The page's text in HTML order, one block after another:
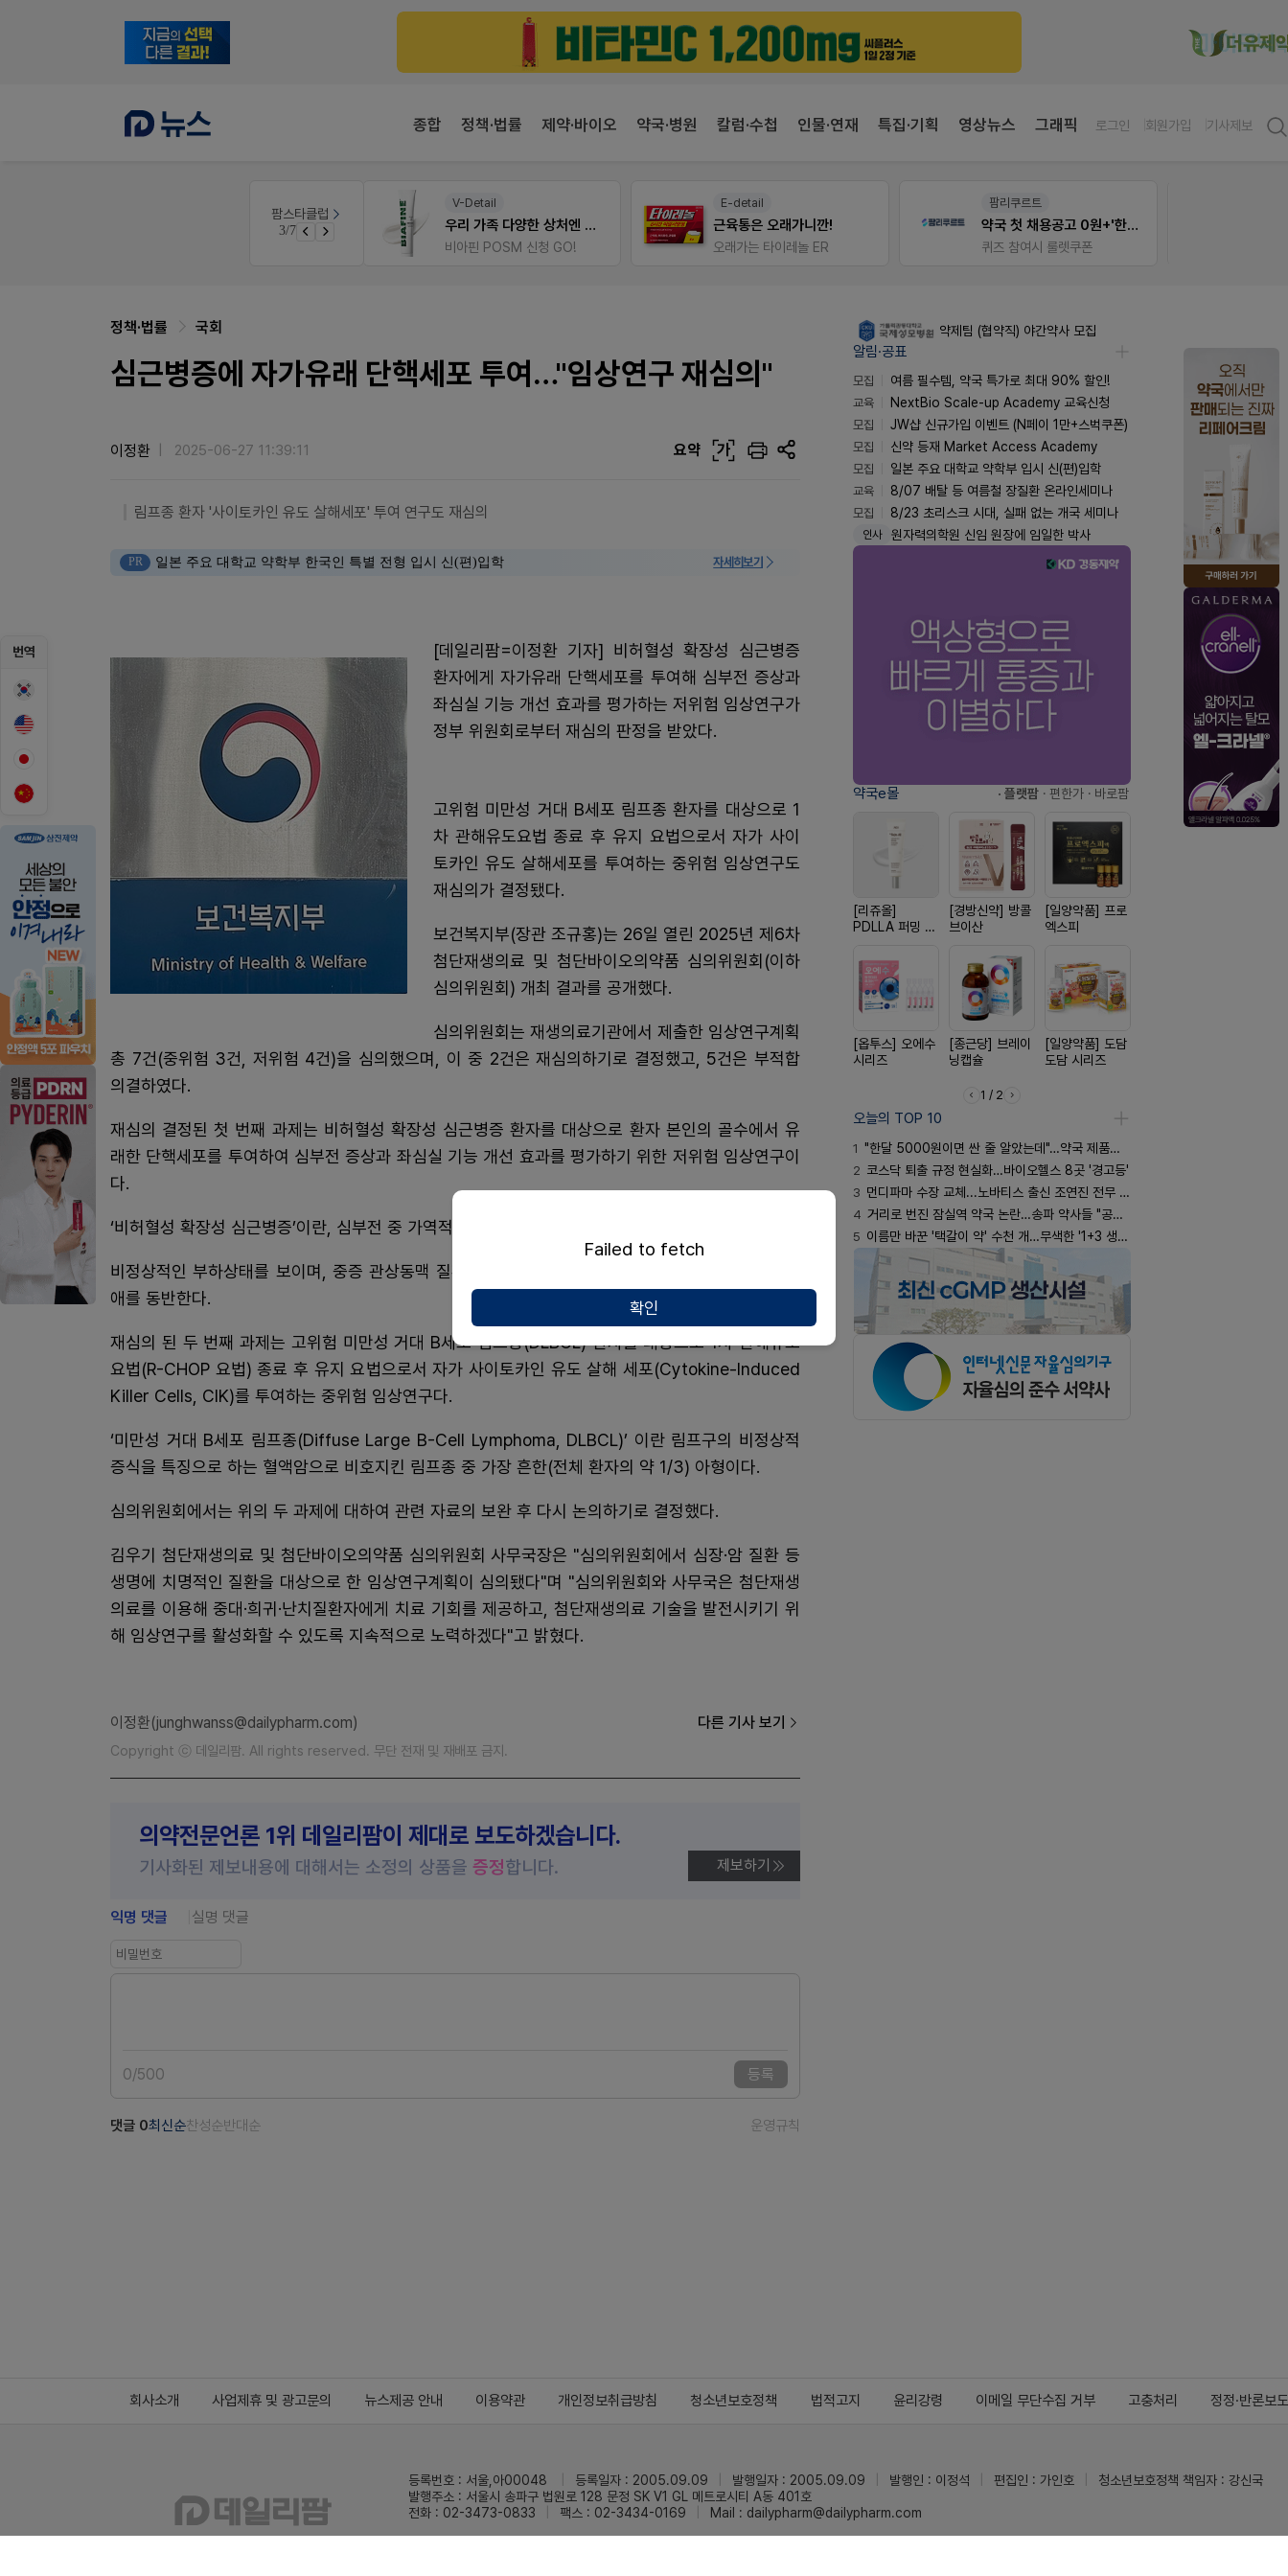
종합 정책·법률 제약·바이오 약국·병원 칼럼·수첩 인물·연재 특집·기획 영상뉴스 그래픽 로그인 회원가입 기사제보
팜스타클럽
3/7
V-Detail
우리 가족 다양한 상처엔 비아핀!
비아핀 POSM 신청 GO!
E-detail
근육통은 오래가니깐!
오래가는 타이레놀 ER
팜리쿠르트
약국 첫 채용공고 0원+'한번 더' 무료 연장
퀴즈 참여시 룰렛쿠폰
번역
정책·법률 국회
심근병증에 자가유래 단핵세포 투여…"임상연구 재심의"
이정환 2025-06-27 11:39:11 요약 가
림프종 환자 '사이토카인 유도 살해세포' 투여 연구도 재심의
PR 일본 주요 대학교 약학부 한국인 특별 전형 입시 신(편)입학 자세히보기
[데일리팜=이정환 기자] 비허혈성 확장성 심근병증
환자에게 자가유래 단핵세포를 투여해 심부전 증상과
좌심실 기능 개선 효과를 평가하는 저위험 임상연구가
정부 위원회로부터 재심의 판정을 받았다.
고위험 미만성 거대 B세포 림프종 환자를 대상으로 1
차 관해유도요법 종료 후 유지 요법으로서 자가 사이
토카인 유도 살해세포를 투여하는 중위험 임상연구도
재심의가 결정됐다.
보건복지부(장관 조규홍)는 26일 열린 2025년 제6차
첨단재생의료 및 첨단바이오의약품 심의위원회(이하
심의위원회) 개최 결과를 공개했다.
심의위원회는 재생의료기관에서 제출한 임상연구계획
총 7건(중위험 3건, 저위험 4건)을 심의했으며, 이 중 2건은 재심의하기로 결정했고, 5건은 부적합
의결하였다.
재심의 결정된 첫 번째 과제는 비허혈성 확장성 심근병증 환자를 대상으로 환자 본인의 골수에서 유
래한 단핵세포를 투여하여 심부전 증상과 좌심실 기능 개선 효과를 평가하기 위한 저위험 임상연구이
다.
‘비허혈성 확장성 심근병증’이란, 심부전 중 가역적이지 않은 형태의 심장 근육 질환이다.
비정상적인 부하상태를 보이며, 중증 관상동맥 질환이 없는 상태에서 좌심실의 확장과 수축 기능 장
애를 동반한다.
재심의 된 두 번째 과제는 고위험 미만성 거대 B세포 림프종(DLBCL) 환자를 대상으로 1차 관해유도
요법(R-CHOP 요법) 종료 후 유지 요법으로서 자가 사이토카인 유도 살해 세포(Cytokine-Induced
Killer Cells, CIK)를 투여하는 중위험 임상연구다.
‘미만성 거대 B세포 림프종(Diffuse Large B-Cell Lymphoma, DLBCL)’ 이란 림프구의 비정상적
증식을 특징으로 하는 혈액암으로 비호지킨 림프종 중 가장 흔한(전체 환자의 약 1/3) 아형이다.
심의위원회에서는 위의 두 과제에 대하여 관련 자료의 보완 후 다시 논의하기로 결정했다.
김우기 첨단재생의료 및 첨단바이오의약품 심의위원회 사무국장은 "심의위원회에서 심장·암 질환 등
생명에 치명적인 질환을 대상으로 한 임상연구계획이 심의됐다"며 "심의위원회와 사무국은 첨단재생
의료를 이용해 중대·희귀·난치질환자에게 치료 기회를 제공하고, 첨단재생의료 기술을 발전시키기 위
해 임상연구를 활성화할 수 있도록 지속적으로 노력하겠다"고 밝혔다.
이정환(junghwanss@dailypharm.com) 다른 기사 보기
Copyright ⓒ 데일리팜. All rights reserved. 무단 전재 및 재배포 금지.
의약전문언론 1위 데일리팜이 제대로 보도하겠습니다.
기사화된 제보내용에 대해서는 소정의 상품을 증정합니다. 제보하기
익명 댓글 실명 댓글
0/500 등록
댓글 0최신순찬성순반대순 운영규칙
약제팀 (협약직) 야간약사 모집
알림·공표
모집
여름 필수템, 약국 특가로 최대 90% 할인!
교육
NextBio Scale-up Academy 교육신청
모집
JW샵 신규가입 이벤트 (N페이 1만+스벅쿠폰)
모집
신약 등재 Market Access Academy
모집
일본 주요 대학교 약학부 입시 신(편)입학
교육
8/07 배탈 등 여름철 장질환 온라인세미나
모집
8/23 초리스크 시대, 실패 없는 개국 세미나
인사 원자력의학원 신임 원장에 임일한 박사
약국e몰 · 플랫팜 · 편한가 · 바로팜
[리쥬올]
PDLLA 퍼밍 크
[경방신약] 방콜
브이산
[일양약품] 프로
엑스피
[옵투스] 오에수
시리즈
[종근당] 브레이
닝캡슐
[일양약품] 도담
도담 시리즈
1 / 2
오늘의 TOP 10
1 "한달 5000원이면 싼 줄 알았는데"…약국 제품과 비교해보니
2 코스닥 퇴출 규정 현실화…바이오헬스 8곳 '경고등'
3 먼디파마 수장 교체...노바티스 출신 조연진 전무 내정
4 거리로 번진 잠실역 약국 논란…송파 약사들 "공공성 훼손"
5 이름만 바꾼 '택갈이 약' 수천 개…무색한 '1+3 생동'
회사소개 사업제휴 및 광고문의 뉴스제공 안내 이용약관 개인정보취급방침 청소년보호정책 법적고지 윤리강령 이메일 무단수집 거부 고충처리 정정·반론보도
등록번호 : 서울,아00048 등록일자 : 2005.09.09 발행일자 : 2005.09.09 발행인 : 이정석 편집인 : 가인호
청소년보호정책 책임자 : 강신국
발행주소 : 서울시 송파구 법원로 128 문정 SK V1 GL 메트로시티 A동 401호
전화 : 02-3473-0833
팩스 : 02-3434-0169 Mail : dailypharm@dailypharm.com
Failed to fetch
확인